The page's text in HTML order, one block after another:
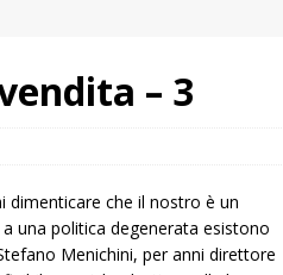
– 3
dimenticare che il nostro è un
a una politica degenerata esistono
Menichini, per anni direttore